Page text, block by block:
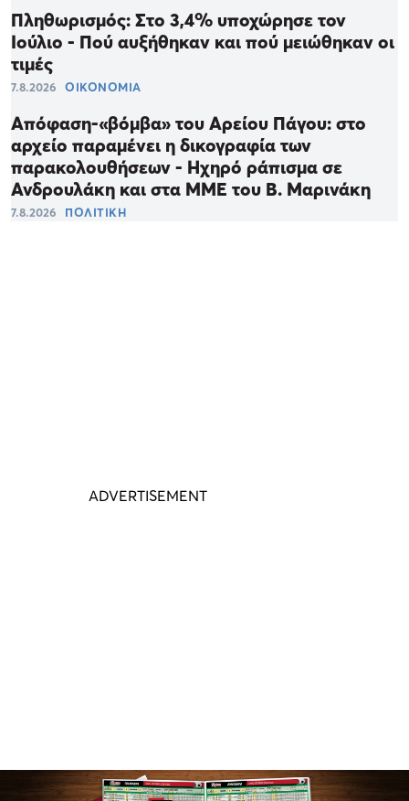
Πληθωρισμός: Στο 3,4% υποχώρησε τον
Ιούλιο - Πού αυξήθηκαν και πού μειώθηκαν οι
τιμές
7.8.2026 ΟΙΚΟΝΟΜΙΑ
Απόφαση-«βόμβα» του Αρείου Πάγου: στο
αρχείο παραμένει η δικογραφία των
παρακολουθήσεων - Ηχηρό ράπισμα σε
Ανδρουλάκη και στα ΜΜΕ του Β. Μαρινάκη
7.8.2026 ΠΟΛΙΤΙΚΗ